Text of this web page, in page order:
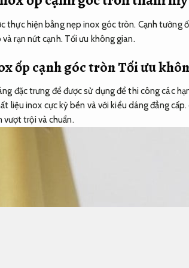
thực hiện bằng nẹp inox góc tròn. Cạnh
rạn nứt cạnh. Tối ưu không gian.
ốp cạnh góc trònTối ưu
đặc trưng để được sử dụng để thi công các
liệu inox cực kỳ bền và với kiểu dáng đẳng
trội và chuẩn.